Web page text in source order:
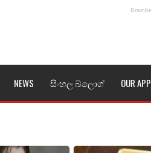
දුන් ආදරේ ගීතයේ පද පෙළ
- ලියමුද දැන් අනාගතේ ගීතයේ පද පෙළ
වැඩි නිසා ගීතයේ පද පෙළ
NEWS සිංහල බ්ලොග් OUR